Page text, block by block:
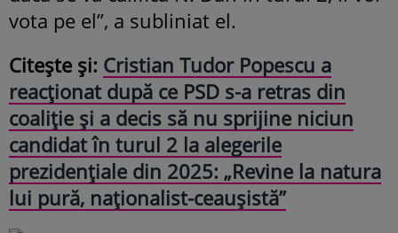
vota pe el”, a subliniat el.
Citește și: Cristian Tudor Popescu a
reacționat după ce PSD s-a retras din
coaliție și a decis să nu sprijine niciun
candidat în turul 2 la alegerile
prezidențiale din 2025: „Revine la natura
lui pură, naționalist-ceaușistă”